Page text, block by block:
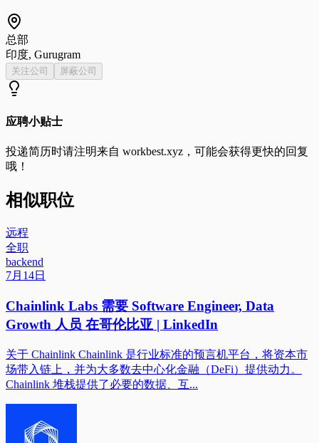
总部
印度, Gurugram
关注公司 屏蔽公司
应聘小贴士
投递简历时请注明来自 workbest.xyz ，可能会获得更快的回复
哦！
相似职位
远程
全职
backend
7月14日
Chainlink Labs 需要 Software Engineer, Data
Growth 人员 在哥伦比亚 | LinkedIn
关于 Chainlink Chainlink 是行业标准的预言机平台，将资本市
场带入链上，并为大多数去中心化金融（DeFi）提供动力。
Chainlink 堆栈提供了必要的数据、互...